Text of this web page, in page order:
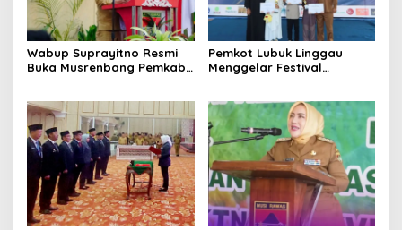
Wabup Suprayitno Resmi
Buka Musrenbang Pemkab
Terencana
Pemkot Lubuk Linggau
Menggelar Festival
Religius